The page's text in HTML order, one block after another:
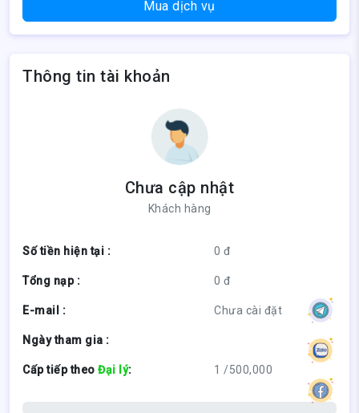
Mua dịch vụ
Thông tin tài khoản
Chưa cập nhật
Khách hàng
Số tiền hiện tại : 0 đ
Tổng nạp : 0 đ
E-mail : Chưa cài đặt
Ngày tham gia :
Cấp tiếp theo Đại lý: 1 /500,000